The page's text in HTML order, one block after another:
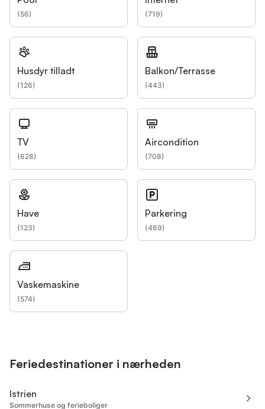
(56) (719)
Husdyr tilladt
(126)
Balkon/Terrasse
(443)
TV
(628)
Aircondition
(708)
Have
(123)
Parkering
(469)
Vaskemaskine
(574)
Feriedestinationer i nærheden
Istrien
Sommerhuse og ferieboliger